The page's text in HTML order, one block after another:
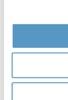
Bekijken